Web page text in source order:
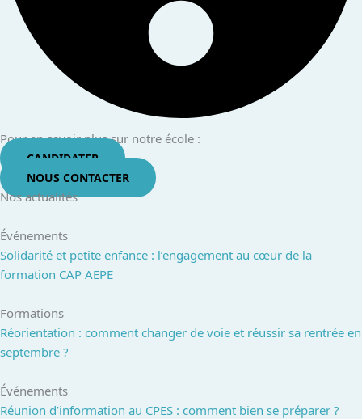
Pour en savoir plus sur notre école :
CANDIDATER
NOUS CONTACTER
Nos actualités
Événements
Solidarité et petite enfance : l’engagement au cœur de la
formation CAP AEPE
Formations
Réorientation : comment changer de voie et réussir sa rentrée en
septembre ?
Événements
Réunion d’information au CPES : comment bien se préparer ?